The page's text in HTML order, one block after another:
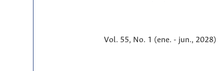
Vol. 55, No. 1 (ene. - jun., 2028)